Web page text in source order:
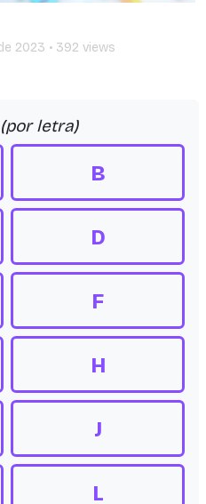
2023 • 392 views
(por letra)
B
D
F
H
J
L